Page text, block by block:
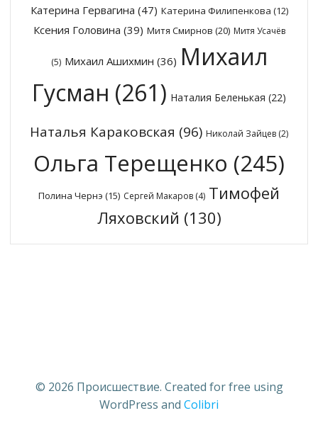
Катерина Гервагина (47) Катерина Филипенкова (12)
Ксения Головина (39) Митя Смирнов (20) Митя Усачёв
(5) Михаил Ашихмин (36) Михаил
Гусман (261) Наталия Беленькая (22)
Наталья Караковская (96) Николай Зайцев (2)
Ольга Терещенко (245)
Полина Чернэ (15) Сергей Макаров (4) Тимофей
Ляховский (130)
© 2026 Происшествие. Created for free using
WordPress and Colibri